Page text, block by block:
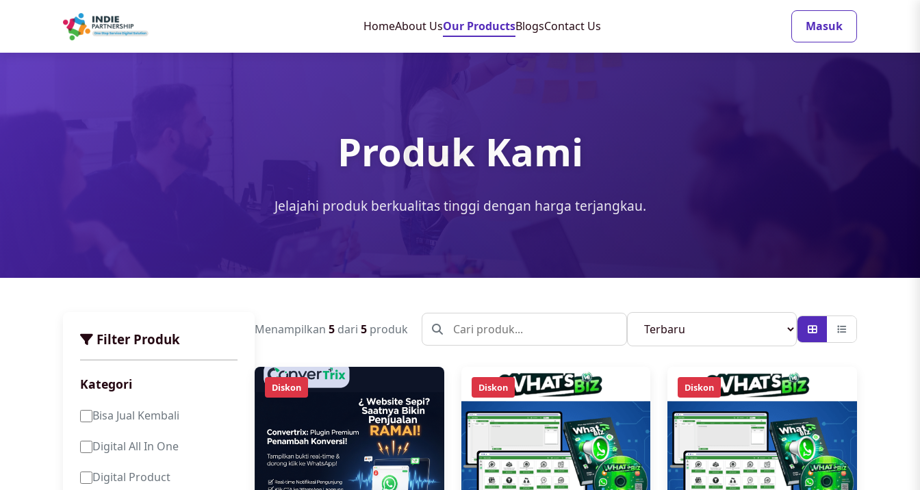
HomeAbout UsOur ProductsBlogsContact Us Masuk
Produk Kami
Jelajahi produk berkualitas tinggi dengan harga terjangkau.
Filter Produk
Kategori
Bisa Jual Kembali
Digital All In One
Digital Product
Menampilkan 5 dari 5 produk
Diskon Diskon Diskon